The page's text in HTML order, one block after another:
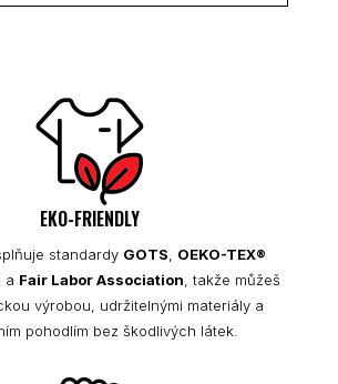
EKO-FRIENDLY
standardy GOTS, OEKO-TEX®
a Fair Labor Association, takže můžeš
výrobou, udržitelnými materiály a
pohodlím bez škodlivých látek.